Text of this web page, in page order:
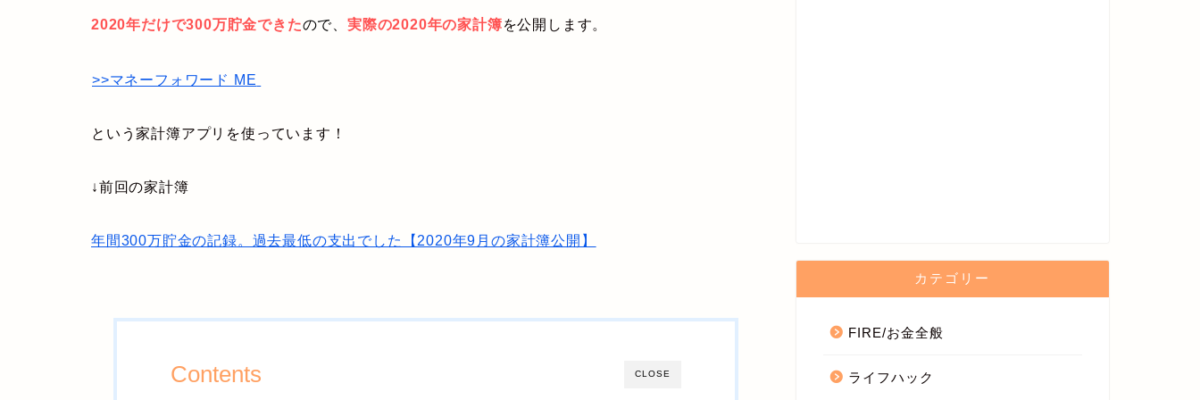
2020年だけで300万貯金できたので、実際の2020年の家計簿を公開します。
>>マネーフォワード ME
という家計簿アプリを使っています！
↓前回の家計簿
年間300万貯金の記録。過去最低の支出でした【2020年9月の家計簿公開】
CLOSE
Contents
カテゴリー
FIRE/お金全般
ライフハック